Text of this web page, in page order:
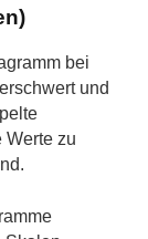
bei
und
Werte zu